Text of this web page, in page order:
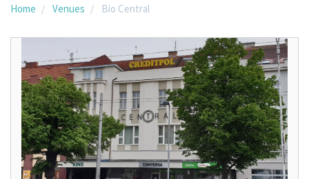
Home Venues Bio Central